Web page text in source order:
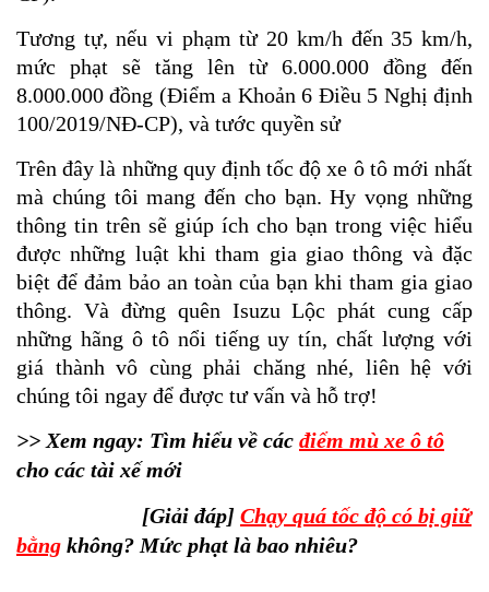
Tương tự, nếu vi phạm từ 20 km/h đến 35 km/h,
mức phạt sẽ tăng lên từ 6.000.000 đồng đến
8.000.000 đồng (Điểm a Khoản 6 Điều 5 Nghị định
100/2019/NĐ-CP), và tước quyền sử
Trên đây là những quy định tốc độ xe ô tô mới nhất
mà chúng tôi mang đến cho bạn. Hy vọng những
thông tin trên sẽ giúp ích cho bạn trong việc hiểu
được những luật khi tham gia giao thông và đặc
biệt để đảm bảo an toàn của bạn khi tham gia giao
thông. Và đừng quên Isuzu Lộc phát cung cấp
những hãng ô tô nổi tiếng uy tín, chất lượng với
giá thành vô cùng phải chăng nhé, liên hệ với
chúng tôi ngay để được tư vấn và hỗ trợ!
>> Xem ngay: Tìm hiểu về các điểm mù xe ô tô
cho các tài xế mới
[Giải đáp] Chạy quá tốc độ có bị giữ
bằng không? Mức phạt là bao nhiêu?